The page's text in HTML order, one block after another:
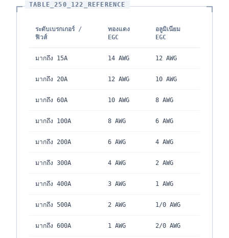
TABLE_250_122_REFERENCE
ระดับเบรกเกอร์ /
ฟิวส์
ทองแดง
EGC
อลูมิเนียม
EGC
มากถึง 15A 14 AWG 12 AWG
มากถึง 20A 12 AWG 10 AWG
มากถึง 60A 10 AWG 8 AWG
มากถึง 100A 8 AWG 6 AWG
มากถึง 200A 6 AWG 4 AWG
มากถึง 300A 4 AWG 2 AWG
มากถึง 400A 3 AWG 1 AWG
มากถึง 500A 2 AWG 1/0 AWG
มากถึง 600A 1 AWG 2/0 AWG